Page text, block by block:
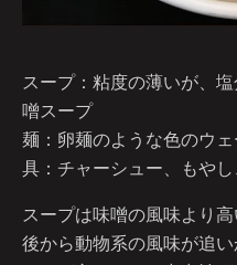
スープ：粘度の薄いが、
噌スープ
麺：卵麺のような色のウ
具：チャーシュー、もや
スープは味噌の風味より
後から動物系の風味が追